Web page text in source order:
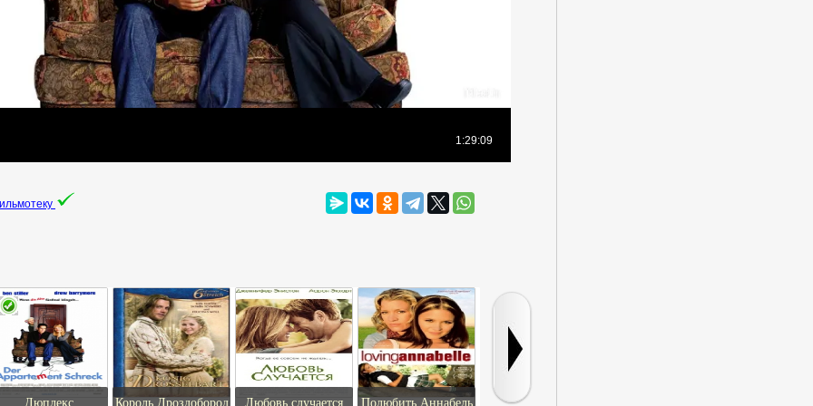
Дюплекс Король Дроздобород Любовь случается Полюбить Аннабель Полный облом